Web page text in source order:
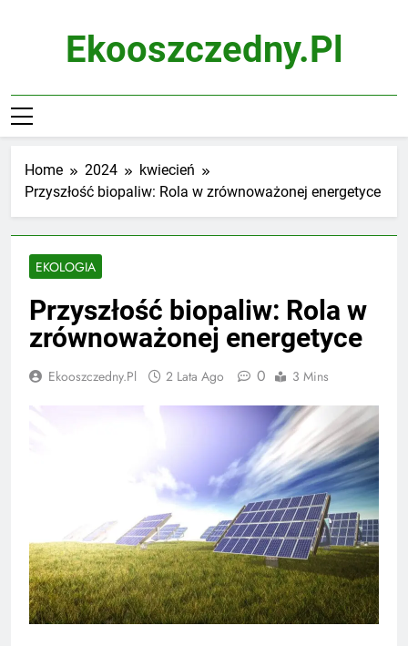
Ekooszczedny.pl
Home 2024
kwiecień
Przyszłość biopaliw: Rola w zrównoważonej energetyce
EKOLOGIA
Przyszłość biopaliw: Rola w
zrównoważonej energetyce
Ekooszczedny.pl 2 Lata Ago 0 3 Mins